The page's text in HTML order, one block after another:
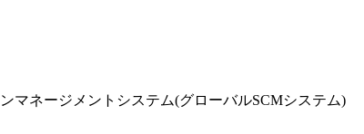
マネージメントシステム(グローバルSCMシステム)